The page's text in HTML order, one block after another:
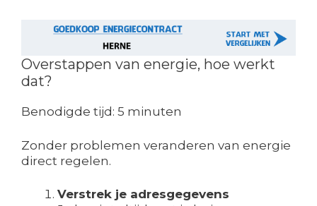
Overstappen van energie, hoe werkt
dat?
Benodigde tijd: 5 minuten
Zonder problemen veranderen van energie
direct regelen.
Verstrek je adresgegevens